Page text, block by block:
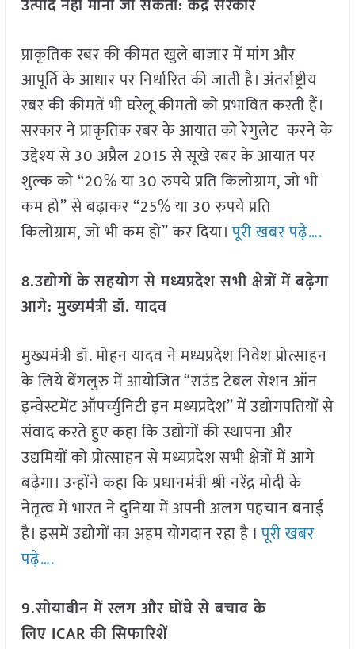
उत्पाद नहीं माना जा सकता: केंद्र सरकार
प्राकृतिक रबर की कीमत खुले बाजार में मांग और
आपूर्ति के आधार पर निर्धारित की जाती है। अंतर्राष्ट्रीय
रबर की कीमतें भी घरेलू कीमतों को प्रभावित करती हैं।
सरकार ने प्राकृतिक रबर के आयात को रेगुलेट करने के
उद्देश्य से 30 अप्रैल 2015 से सूखे रबर के आयात पर
शुल्क को “20% या 30 रुपये प्रति किलोग्राम, जो भी
कम हो” से बढ़ाकर “25% या 30 रुपये प्रति
किलोग्राम, जो भी कम हो” कर दिया।पूरी खबर पढ़े….
8.उद्योगों के सहयोग से मध्यप्रदेश सभी क्षेत्रों में बढ़ेगा
आगे: मुख्यमंत्री डॉ. यादव
मुख्यमंत्री डॉ. मोहन यादव ने मध्यप्रदेश निवेश प्रोत्साहन
के लिये बेंगलुरु में आयोजित “राउंड टेबल सेशन ऑन
इन्वेस्टमेंट ऑपर्च्युनिटी इन मध्यप्रदेश” में उद्योगपतियों से
संवाद करते हुए कहा कि उद्योगों की स्थापना और
उद्यमियों को प्रोत्साहन से मध्यप्रदेश सभी क्षेत्रों में आगे
बढ़ेगा। उन्होंने कहा कि प्रधानमंत्री श्री नरेंद्र मोदी के
नेतृत्व में भारत ने दुनिया में अपनी अलग पहचान बनाई
है। इसमें उद्योगों का अहम योगदान रहा है Iपूरी खबर
पढ़े….
9.सोयाबीन में स्लग और घोंघे से बचाव के
लिए ICAR की सिफारिशें